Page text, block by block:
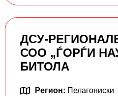
ДСУ-
СОО „ЃОРЃИ
БИТОЛА
Регион: Пелагониски